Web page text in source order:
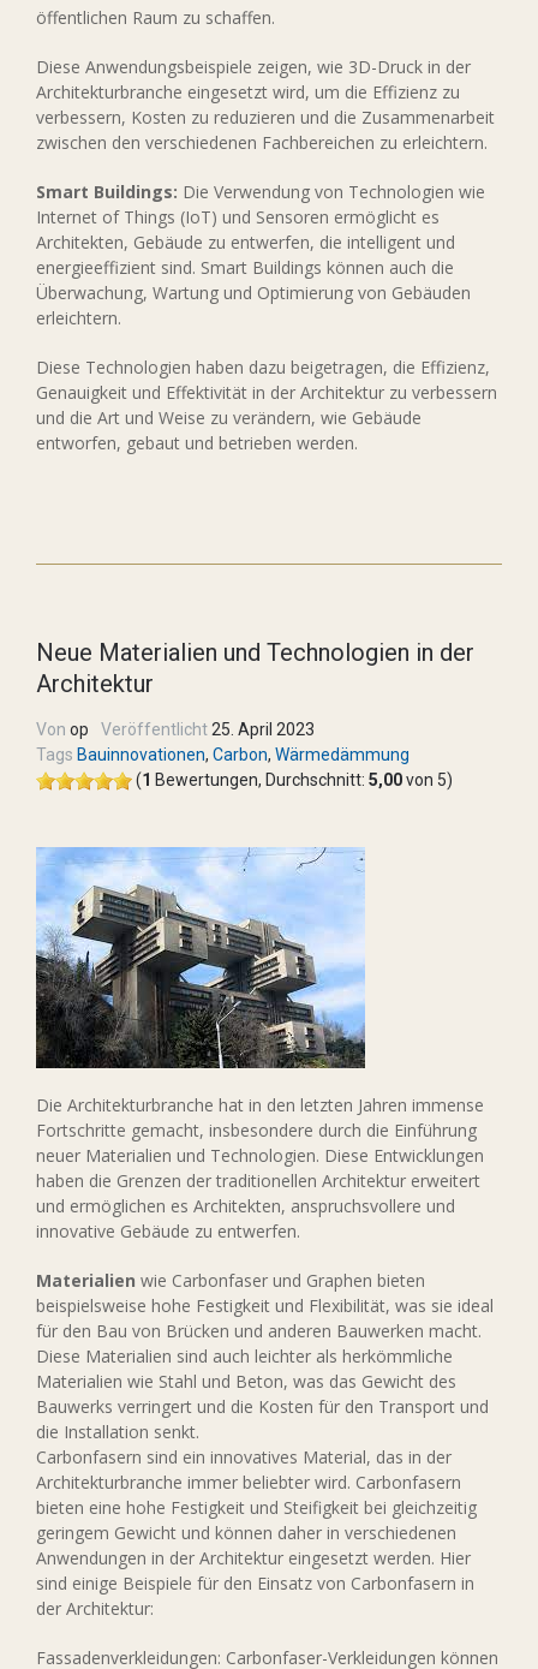
öffentlichen Raum zu schaffen.
Diese Anwendungsbeispiele zeigen, wie 3D-Druck in der
Architekturbranche eingesetzt wird, um die Effizienz zu
verbessern, Kosten zu reduzieren und die Zusammenarbeit
zwischen den verschiedenen Fachbereichen zu erleichtern.
Smart Buildings: Die Verwendung von Technologien wie
Internet of Things (IoT) und Sensoren ermöglicht es
Architekten, Gebäude zu entwerfen, die intelligent und
energieeffizient sind. Smart Buildings können auch die
Überwachung, Wartung und Optimierung von Gebäuden
erleichtern.
Diese Technologien haben dazu beigetragen, die Effizienz,
Genauigkeit und Effektivität in der Architektur zu verbessern
und die Art und Weise zu verändern, wie Gebäude
entworfen, gebaut und betrieben werden.
Neue Materialien und Technologien in der
Architektur
Von op Veröffentlicht 25. April 2023
Tags Bauinnovationen, Carbon, Wärmedämmung
(1 Bewertungen, Durchschnitt: 5,00von 5)
Die Architekturbranche hat in den letzten Jahren immense
Fortschritte gemacht, insbesondere durch die Einführung
neuer Materialien und Technologien. Diese Entwicklungen
haben die Grenzen der traditionellen Architektur erweitert
und ermöglichen es Architekten, anspruchsvollere und
innovative Gebäude zu entwerfen.
Materialien wie Carbonfaser und Graphen bieten
beispielsweise hohe Festigkeit und Flexibilität, was sie ideal
für den Bau von Brücken und anderen Bauwerken macht.
Diese Materialien sind auch leichter als herkömmliche
Materialien wie Stahl und Beton, was das Gewicht des
Bauwerks verringert und die Kosten für den Transport und
die Installation senkt.
Carbonfasern sind ein innovatives Material, das in der
Architekturbranche immer beliebter wird. Carbonfasern
bieten eine hohe Festigkeit und Steifigkeit bei gleichzeitig
geringem Gewicht und können daher in verschiedenen
Anwendungen in der Architektur eingesetzt werden. Hier
sind einige Beispiele für den Einsatz von Carbonfasern in
der Architektur:
Fassadenverkleidungen: Carbonfaser-Verkleidungen können